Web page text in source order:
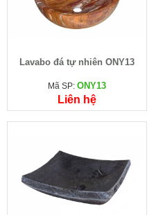
Lavabo đá tự nhiên ONY13
Mã SP: ONY13
Liên hệ